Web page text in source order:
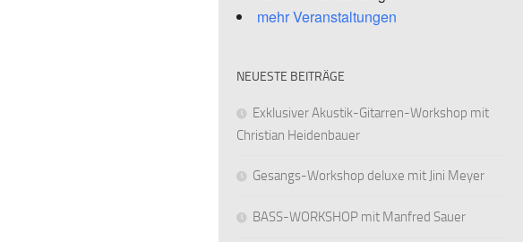
mehr Veranstaltungen
NEUESTE BEITRÄGE
Exklusiver Akustik-Gitarren-Workshop mit
Christian Heidenbauer
Gesangs-Workshop deluxe mit Jini Meyer
BASS-WORKSHOP mit Manfred Sauer